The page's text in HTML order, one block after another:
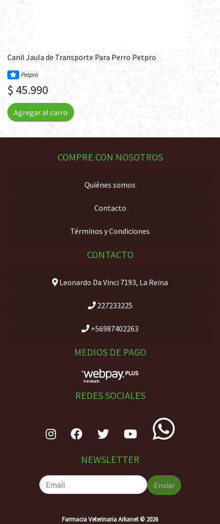
Canil Jaula de Transporte Para Perro Petpro
Petpro
$ 45.990
Agregar al carro
COMPRE CON NOSOTROS
Quiénes somos
Contacto
Términos y Condiciones
CONTACTO
Leonardo Da Vinci 7193, La Reina
227233225
+56987402263
MEDIOS DE PAGO
REDES SOCIALES
NEWSLETTER
Enviar
Farmacia Veterinaria Arkanet © 2026